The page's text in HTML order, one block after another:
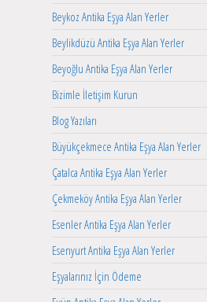
Beykoz Antika Eşya Alan Yerler
Beylikdüzü Antika Eşya Alan Yerler
Beyoğlu Antika Eşya Alan Yerler
Bizimle İletişim Kurun
Blog Yazıları
Büyükçekmece Antika Eşya Alan Yerler
Çatalca Antika Eşya Alan Yerler
Çekmeköy Antika Eşya Alan Yerler
Esenler Antika Eşya Alan Yerler
Esenyurt Antika Eşya Alan Yerler
Eşyalarınız İçin Ödeme